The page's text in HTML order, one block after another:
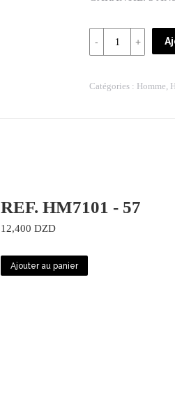
Quantité
REF:
55
Catégories : Homme,
REF. HM7101 - 57
12,400 DZD
Ajouter au panier